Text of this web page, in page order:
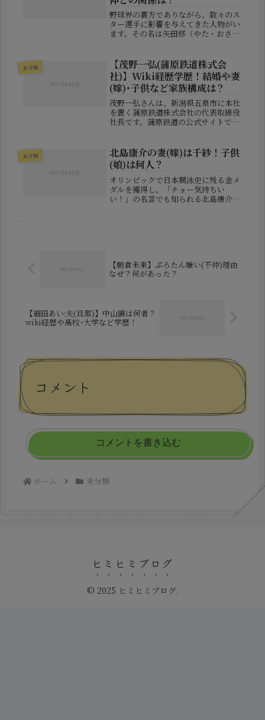
野球界の裏方でありながら、数々のス
ター選手に影響を与えてきた人物がい
ます。その名は――矢田修（やた・おさ
ますが、その実態はプロスポーツ選手
の成長を陰で支える“身体知”の伝道
師...
未分類
【茂野一弘(蒲原鉄道株式会
社)】Wiki経歴学歴！結婚や妻
(嫁)･子供など家族構成は？
茂野一弘さんは、新潟県五泉市に本社
を置く蒲原鉄道株式会社の代表取締役
社長です。蒲原鉄道の公式サイトで
所在地は新潟県五泉市村松甲1364番
地で、資本金は7,200万円です。蒲...
未分類
北島康介の妻(嫁)は千紗！子供
(娘)は何人？
オリンピックで日本競泳史に残る金メ
ダルを獲得し、「チョー気持ちい
い！」の名言でも知られる北島康介さ
【朝倉未来】ぷろたん嫌い(不仲)理由
なぜ？何があった？
【細田あい:夫(旦那)】中山顕は何者？
wiki経歴や高校･大学など学歴！
コメント
コメントを書き込む
ホーム 未分類
ヒミヒミブログ
© 2025 ヒミヒミブログ.